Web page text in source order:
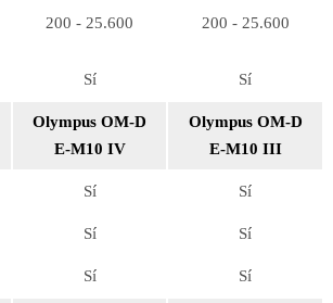
200 - 25.600 200 - 25.600
Sí Sí
Olympus OM-D
E-M10 IV
Olympus OM-D
E-M10 III
Sí Sí
Sí Sí
Sí Sí